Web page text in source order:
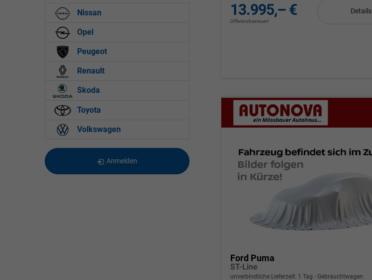
13.995,– €
Differenzbesteuert
Details
Ford Puma
ST-Line
unverbindliche Lieferzeit: 1 Tag Gebrauchtwagen
Nissan
Opel
Peugeot
Renault
Skoda
Toyota
Volkswagen
Anmelden